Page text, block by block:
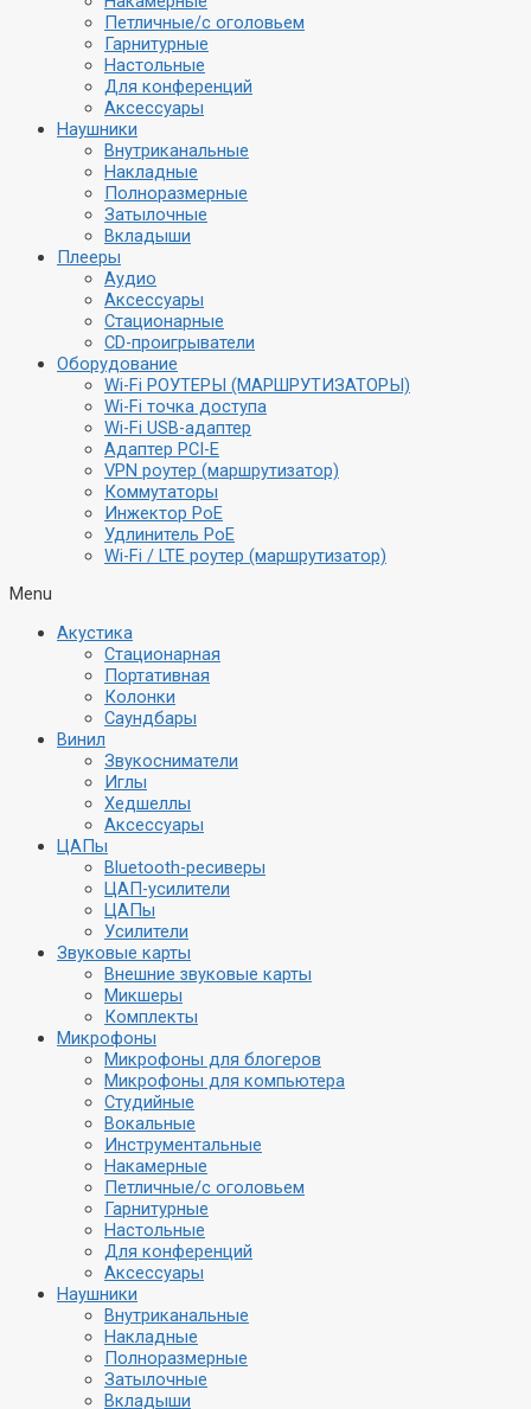
Петличные/с оголовьем
Гарнитурные
Настольные
Для конференций
Аксессуары
Наушники
Внутриканальные
Накладные
Полноразмерные
Затылочные
Вкладыши
Плееры
Аудио
Аксессуары
Стационарные
CD-проигрыватели
Оборудование
Wi-Fi РОУТЕРЫ (МАРШРУТИЗАТОРЫ)
Wi-Fi точка доступа
Wi-Fi USB-адаптер
Адаптер PCI-E
VPN роутер (маршрутизатор)
Коммутаторы
Инжектор PoE
Удлинитель PoE
Wi-Fi / LTE роутер (маршрутизатор)
Menu
Акустика
Стационарная
Портативная
Колонки
Саундбары
Винил
Звукосниматели
Иглы
Хедшеллы
Аксессуары
ЦАПы
Bluetooth-ресиверы
ЦАП-усилители
ЦАПы
Усилители
Звуковые карты
Внешние звуковые карты
Микшеры
Комплекты
Микрофоны
Микрофоны для блогеров
Микрофоны для компьютера
Студийные
Вокальные
Инструментальные
Накамерные
Петличные/с оголовьем
Гарнитурные
Настольные
Для конференций
Аксессуары
Наушники
Внутриканальные
Накладные
Полноразмерные
Затылочные
Вкладыши